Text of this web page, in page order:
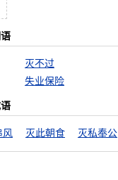
灭不过
失业保险
风 灭此朝食 灭私奉公